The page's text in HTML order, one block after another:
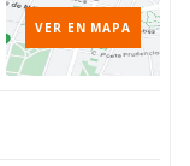
VER EN MAPA